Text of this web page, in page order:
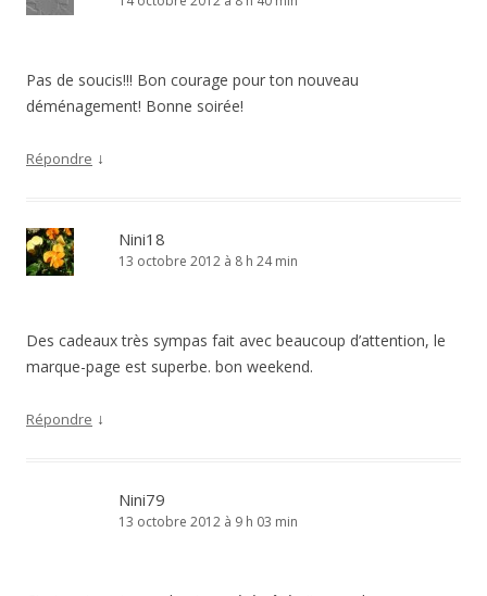
Pas de soucis!!! Bon courage pour ton nouveau
déménagement! Bonne soirée!
Répondre ↓
Nini18
13 octobre 2012 à 8 h 24 min
Des cadeaux très sympas fait avec beaucoup d’attention, le
marque-page est superbe. bon weekend.
Répondre ↓
Nini79
13 octobre 2012 à 9 h 03 min